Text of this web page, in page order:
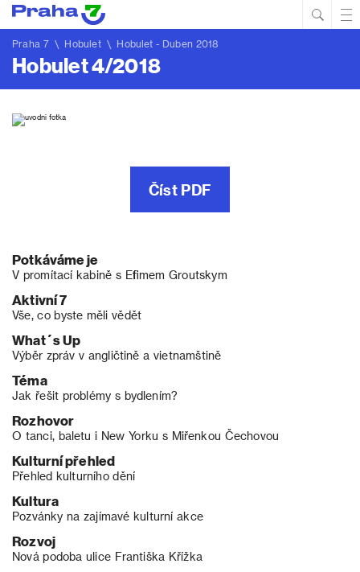
Praha 7\ Hobulet\ Hobulet - Duben 2018
Hobulet 4/2018
Číst PDF
Potkáváme je
V promítací kabině s Efimem Groutskym
Aktivní 7
Vše, co byste měli vědět
What´s Up
Výběr zpráv v angličtině a vietnamštině
Téma
Jak řešit problémy s bydlením?
Rozhovor
O tanci, baletu i New Yorku s Miřenkou Čechovou
Kulturní přehled
Přehled kulturního dění
Kultura
Pozvánky na zajímavé kulturní akce
Rozvoj
Nová podoba ulice Františka Křížka